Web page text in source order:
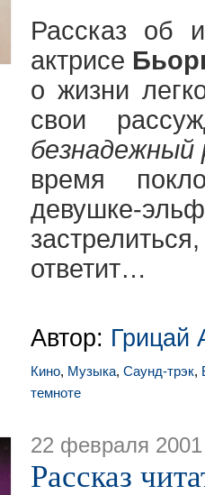
Рассказ об
актрисе
о жизни
свои
время
девушке-
ответит…
Автор: Грицай
Кино, Музыка, Саунд-трэк,
темноте
22 февраля 2001
Рассказ